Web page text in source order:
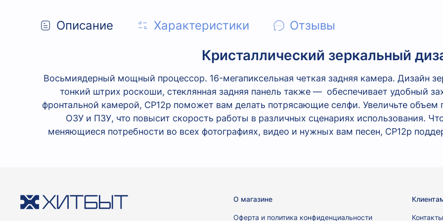
Описание Характеристики Отзывы
Кристаллический зеркальный
Восьмиядерный мощный процессор. 16-мегапиксельная четкая задняя камера. Дизайн
тонкий штрих роскоши, стеклянная задняя панель также — обеспечивает удобный
фронтальной камерой, CP12p поможет вам делать потрясающие селфи. Увеличьте объем
ОЗУ и ПЗУ, что повысит скорость работы в различных сценариях использования.
меняющиеся потребности во всех фотографиях, видео и нужных вам песен, CP12p
О магазине
Оферта и политика конфиденциальности Контакты